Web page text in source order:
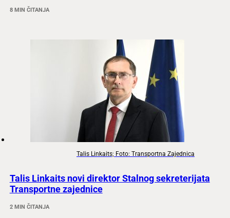
8 MIN ČITANJA
Talis Linkaits; Foto: Transportna Zajednica
Talis Linkaits novi direktor Stalnog sekreterijata
Transportne zajednice
2 MIN ČITANJA